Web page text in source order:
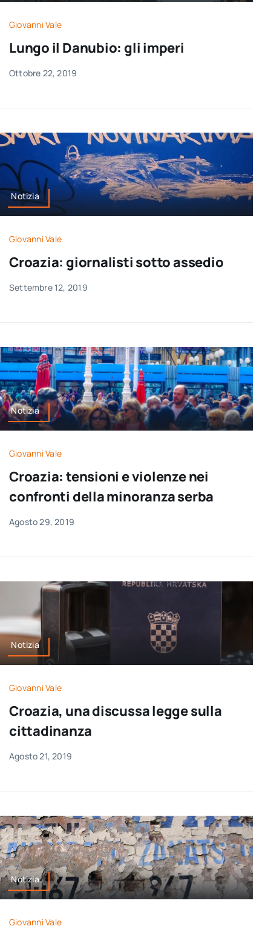
Newsletter
Ita
Giovanni Vale
Lungo il Danubio: gli imperi
Ottobre 22, 2019
Notizia
Giovanni Vale
Croazia: giornalisti sotto assedio
Settembre 12, 2019
Notizia
Giovanni Vale
Croazia: tensioni e violenze nei
confronti della minoranza serba
Agosto 29, 2019
Notizia
Giovanni Vale
Croazia, una discussa legge sulla
cittadinanza
Agosto 21, 2019
Notizia
Giovanni Vale